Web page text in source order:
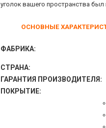
уголок вашего пространства
ОСНОВНЫЕ
ФАБРИКА:
СТРАНА:
ГАРАНТИЯ ПРОИЗВОДИТЕЛЯ:
ПОКРЫТИЕ: